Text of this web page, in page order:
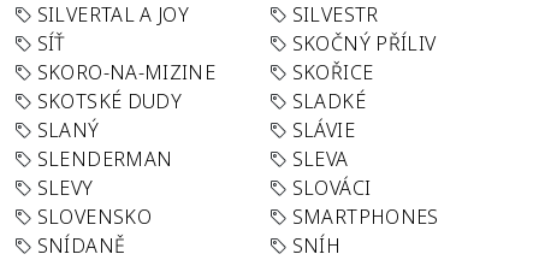
SILVERTAL A JOY
SILVESTR
SÍŤ
SKOČNÝ PŘÍLIV
SKORO-NA-MIZINE
SKOŘICE
SKOTSKÉ DUDY
SLADKÉ
SLANÝ
SLÁVIE
SLENDERMAN
SLEVA
SLEVY
SLOVÁCI
SLOVENSKO
SMARTPHONES
SNÍDANĚ
SNÍH